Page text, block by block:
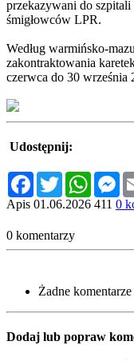
przekazywani do
śmigłowców LPR.
Według warmińsko-
zakontraktowania
czerwca do 30 września
Udostępnij:
Facebook
Twitter
Apis 01.06.2026 411 0
0 komentarzy
Żadne
Dodaj lub popraw